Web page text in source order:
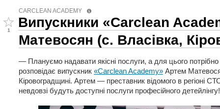
CARCLEAN ACADEMY
1
Випускники «Carclean
Матевосян (с. Власівка,
— Плануємо надавати якісні послуги, а для цього
розповідає випускник «Carclean Academy» Артем
Кіровоградщині. Артем — преставник відомого в регіоні
невдовзі будуть доступні послуги професійного детейлінгу!